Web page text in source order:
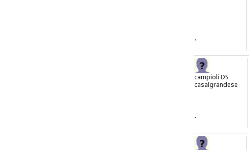
.
campioli DS
casalgrandese
.